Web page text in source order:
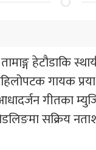
हेटौडाकि
गायक
गीतका
सक्रिय